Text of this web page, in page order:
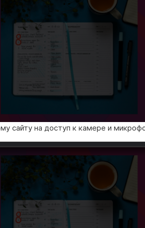
сайту на доступ к камере и